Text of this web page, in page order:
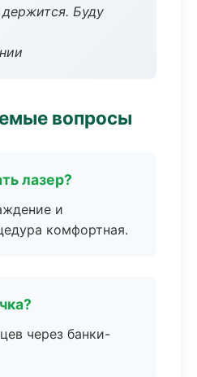
Буду
вопросы
лазер?
и
комфортная.
через банки-